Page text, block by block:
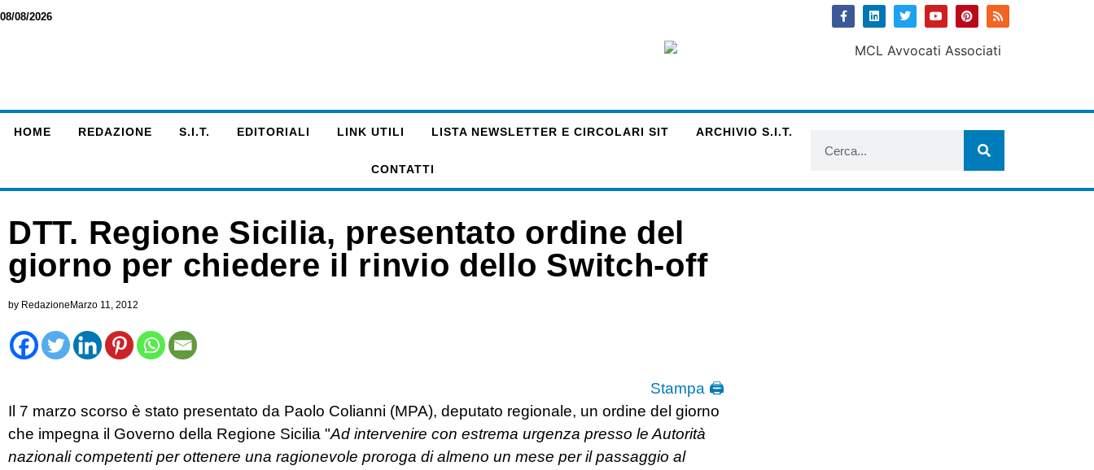
08/08/2026
HOME REDAZIONE S.I.T. EDITORIALI LINK UTILI LISTA NEWSLETTER E CIRCOLARI SIT ARCHIVIO S.I.T.
CONTATTI
DTT. Regione Sicilia, presentato ordine del
giorno per chiedere il rinvio dello Switch-off
by Redazione Marzo 11, 2012
Stampa 🖨
Il 7 marzo scorso è stato presentato da Paolo Colianni (MPA), deputato regionale, un ordine del giorno
che impegna il Governo della Regione Sicilia "Ad intervenire con estrema urgenza presso le Autorità
nazionali competenti per ottenere una ragionevole proroga di almeno un mese per il passaggio al